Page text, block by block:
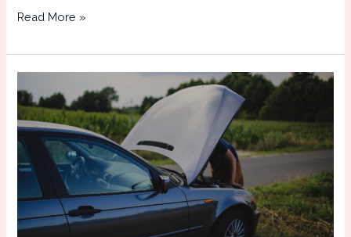
Read More »
produžiti
vijek
trajanja
motora
savjeti
iz